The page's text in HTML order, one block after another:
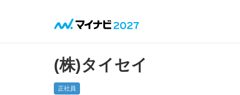
(株)タイセイ
正社員